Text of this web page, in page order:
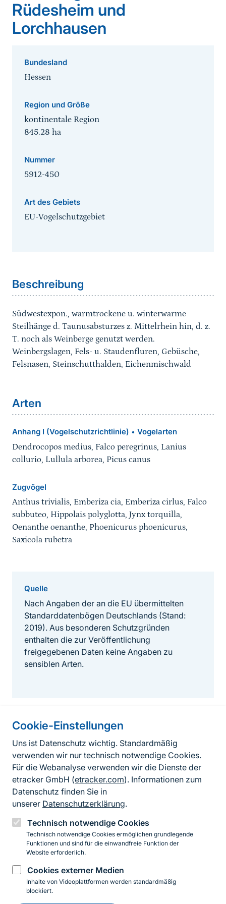
Cookie-Einstellungen
Uns ist Datenschutz wichtig. Standardmäßig
verwenden wir nur technisch notwendige Cookies.
Für die Webanalyse verwenden wir die Dienste der
etracker GmbH (etracker.com). Informationen zum
Datenschutz finden Sie in
unserer Datenschutzerklärung.
Technisch notwendige Cookies
Technisch notwendige Cookies ermöglichen grundlegende
Funktionen und sind für die einwandfreie Funktion der
Website erforderlich.
Cookies externer Medien
Inhalte von Videoplattformen werden standardmäßig
blockiert.
Rüdesheim und
Lorchhausen
Bundesland
Hessen
Region und Größe
kontinentale Region
845.28 ha
Nummer
5912-450
Art des Gebiets
EU-Vogelschutzgebiet
Beschreibung
Südwestexpon., warmtrockene u. winterwarme
Steilhänge d. Taunusabsturzes z. Mittelrhein hin, d. z.
T. noch als Weinberge genutzt werden.
Weinbergslagen, Fels- u. Staudenfluren, Gebüsche,
Felsnasen, Steinschutthalden, Eichenmischwald
Arten
Anhang I (Vogelschutzrichtlinie) • Vogelarten
Dendrocopos medius, Falco peregrinus, Lanius
collurio, Lullula arborea, Picus canus
Zugvögel
Anthus trivialis, Emberiza cia, Emberiza cirlus, Falco
subbuteo, Hippolais polyglotta, Jynx torquilla,
Oenanthe oenanthe, Phoenicurus phoenicurus,
Saxicola rubetra
Quelle
Nach Angaben der an die EU übermittelten
Standarddatenbögen Deutschlands (Stand:
2019). Aus besonderen Schutzgründen
enthalten die zur Veröffentlichung
freigegebenen Daten keine Angaben zu
sensiblen Arten.
Informationen zur Seite
FußzeileKontakt zum BfN
Kontaktformular
Erklärung zur Barrierefreiheit
Impressum
Datenschutz
InstagramFacebookYouTubeLinkedIn